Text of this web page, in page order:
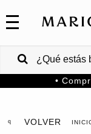
VENTAS
•
VOLVER